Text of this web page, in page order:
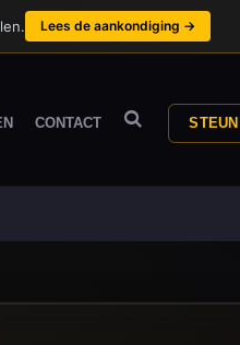
CONTACT
Lees de aankondiging →